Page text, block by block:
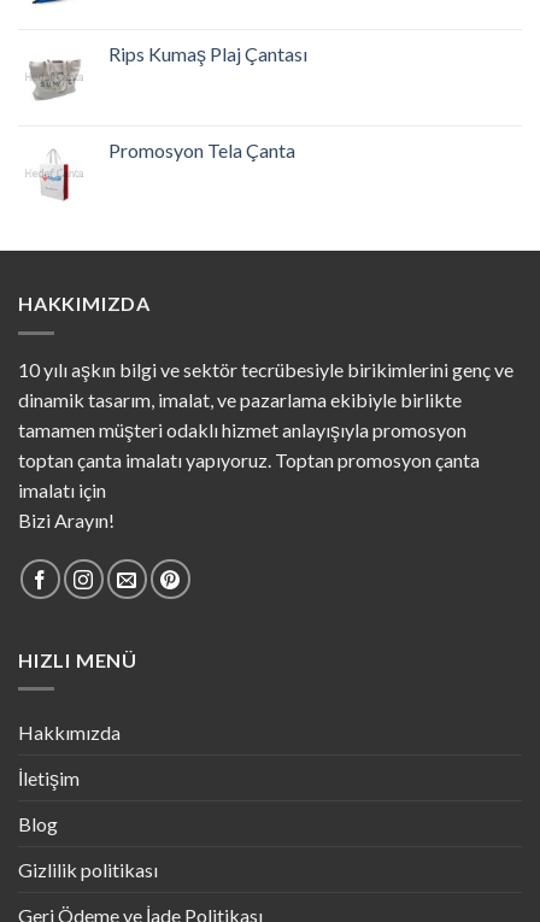
Rips Kumaş Plaj Çantası
Promosyon Tela Çanta
HAKKIMIZDA
10 yılı aşkın bilgi ve sektör tecrübesiyle birikimlerini genç ve
dinamik tasarım, imalat, ve pazarlama ekibiyle birlikte
tamamen müşteri odaklı hizmet anlayışıyla promosyon
toptan çanta imalatı yapıyoruz. Toptan promosyon çanta
imalatı için
Bizi Arayın!
HIZLI MENÜ
Hakkımızda
İletişim
Blog
Gizlilik politikası
Geri Ödeme ve İade Politikası